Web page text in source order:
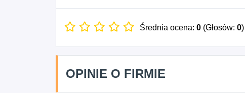
Średnia ocena: 0 (Głosów: 0)
OPINIE O FIRMIE